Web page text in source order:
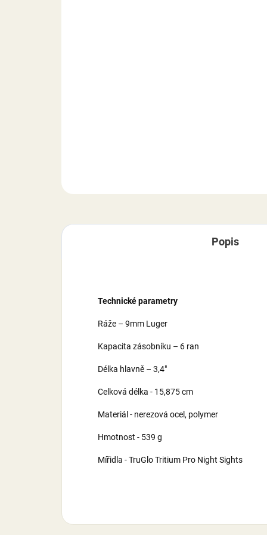
Popis
Technické parametry
Ráže – 9mm Luger
Kapacita zásobníku – 6 ran
Délka hlavně – 3,4"
Celková délka - 15,875 cm
Materiál - nerezová ocel, polymer
Hmotnost - 539 g
Mířidla - TruGlo Tritium Pro Night Sights